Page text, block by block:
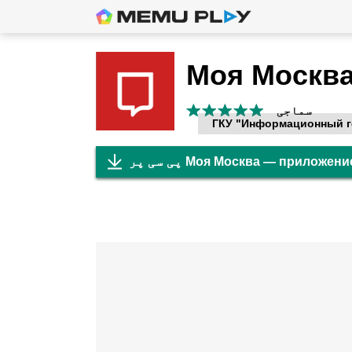
سماجی
ГКУ "Информационный